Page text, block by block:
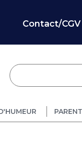
Contact/CGV